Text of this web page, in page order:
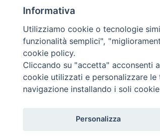
Via Santa Maria della
Sorrento (NA)
tel. 0818781244
Giorni ed Orari
Venerdì ore 09:30 – 12:30
PEC:
Informativa
Utilizziamo cookie o tecnologie
funzionalità semplici",
cookie policy.
Cliccando su "accetta" acconsenti
cookie utilizzati e personalizzare
navigazione installando i soli
Personalizza